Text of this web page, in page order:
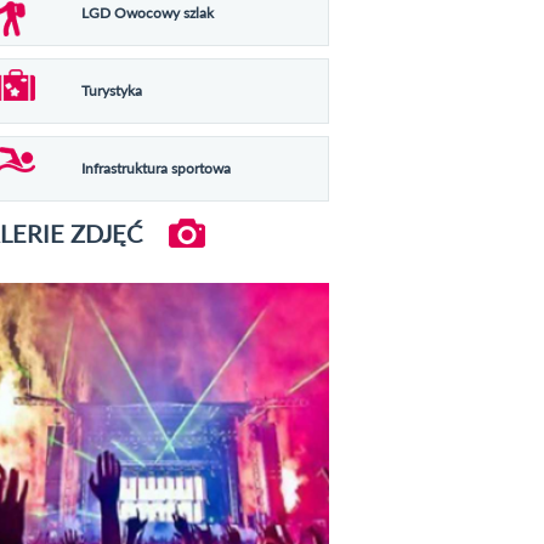
LGD Owocowy szlak
Turystyka
Infrastruktura sportowa
ZDJĘĆ